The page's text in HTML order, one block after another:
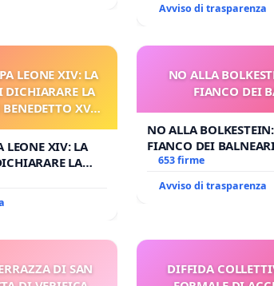
Avviso di trasparenza
LEONE XIV: LA
DICHIARARE LA
XVI
LEONE XIV: LA
LA
XVI E/O
PROCESSO
NO ALLA
FIANCO DEI
NO ALLA
FIANCO DEI
653 firme
Avviso di trasparenza
DI SAN
DIFFIDA